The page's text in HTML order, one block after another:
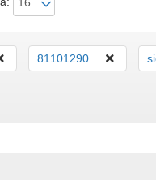
81101290...